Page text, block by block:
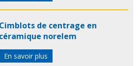
Cimblots de centrage en
céramique norelem
En savoir plus